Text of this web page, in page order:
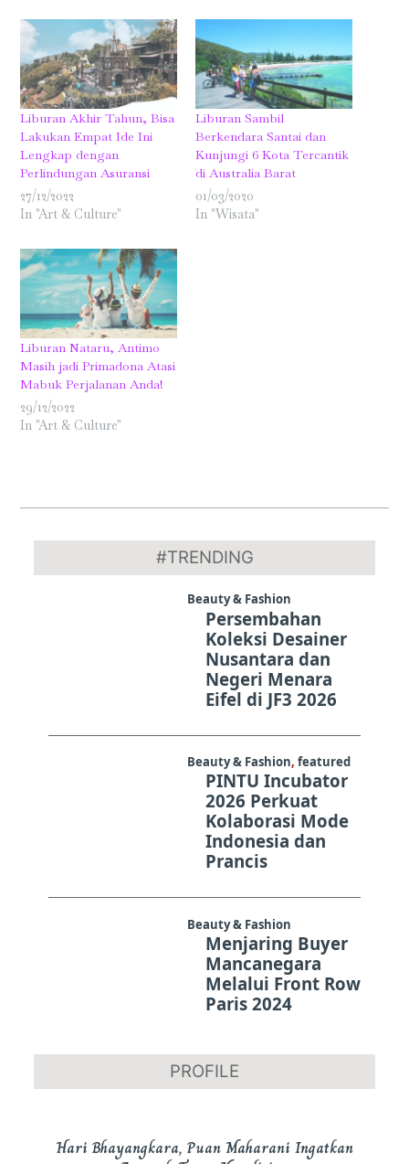
Liburan Akhir Tahun, Bisa
Lakukan Empat Ide Ini
Lengkap dengan
Perlindungan Asuransi
27/12/2022
In "Art & Culture"
Liburan Sambil
Berkendara Santai dan
Kunjungi 6 Kota Tercantik
di Australia Barat
01/03/2020
In "Wisata"
Liburan Nataru, Antimo
Masih jadi Primadona Atasi
Mabuk Perjalanan Anda!
29/12/2022
In "Art & Culture"
07
#TRENDING
Beauty & Fashion
Persembahan
Koleksi Desainer
Nusantara dan
Negeri Menara
Eifel di JF3 2026
Beauty & Fashion, featured
PINTU Incubator
2026 Perkuat
Kolaborasi Mode
Indonesia dan
Prancis
Beauty & Fashion
Menjaring Buyer
Mancanegara
Melalui Front Row
Paris 2024
PROFILE
Hari Bhayangkara, Puan Maharani Ingatkan